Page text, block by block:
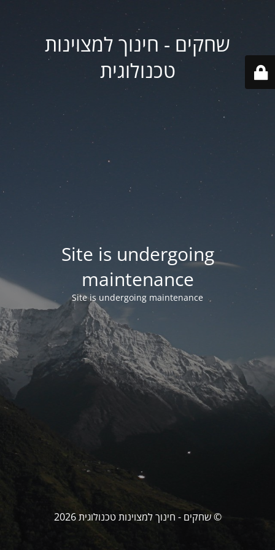
שחקים - חינוך למצוינות
טכנולוגית
Site is undergoing
maintenance
Site is undergoing maintenance
© שחקים - חינוך למצוינות טכנולוגית 2026